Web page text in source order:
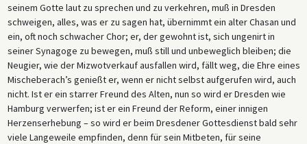
seinem Gotte laut zu sprechen und zu verkehren, muß in Dresden
schweigen, alles, was er zu sagen hat, übernimmt ein alter Chasan und
ein, oft noch schwacher Chor; er, der gewohnt ist, sich ungenirt in
seiner Synagoge zu bewegen, muß still und unbeweglich bleiben; die
Neugier, wie der Mizwotverkauf ausfallen wird, fällt weg, die Ehre eines
Mischeberach’s genießt er, wenn er nicht selbst aufgerufen wird, auch
nicht. Ist er ein starrer Freund des Alten, nun so wird er Dresden wie
Hamburg verwerfen; ist er ein Freund der Reform, einer innigen
Herzenserhebung – so wird er beim Dresdener Gottesdienst bald sehr
viele Langeweile empfinden, denn für sein Mitbeten, für seine